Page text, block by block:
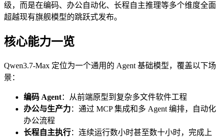
级，而是在编码、办公自动化、长程自主推理等多个维度全面
超越现有旗舰模型的跳跃式发布。
核心能力一览
Qwen3.7-Max 定位为一个通用的 Agent 基础模型，覆盖以下场
景：
编码 Agent：从前端原型到复杂多文件软件工程
办公与生产力：通过 MCP 集成和多 Agent 编排，自动化
办公流程
长程自主执行：连续运行数小时甚至数十小时，完成上